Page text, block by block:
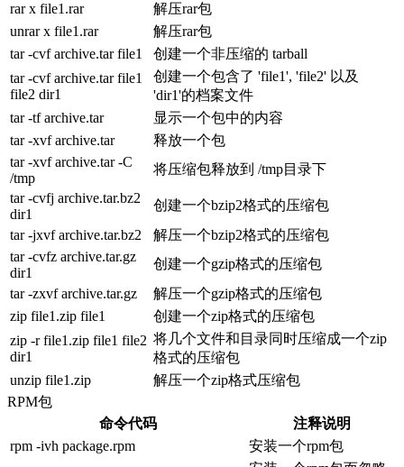
rar x file1.rar
解压rar包
unrar x file1.rar
解压rar包
tar -cvf archive.tar file1
创建一个非压缩的 tarball
tar -cvf archive.tar file1
file2 dir1
创建一个包含了 'file1', 'file2' 以及
'dir1'的档案文件
tar -tf archive.tar
显示一个包中的内容
tar -xvf archive.tar
释放一个包
tar -xvf archive.tar -C
/tmp
将压缩包释放到 /tmp目录下
tar -cvfj archive.tar.bz2
dir1
创建一个bzip2格式的压缩包
tar -jxvf archive.tar.bz2
解压一个bzip2格式的压缩包
tar -cvfz archive.tar.gz
dir1
创建一个gzip格式的压缩包
tar -zxvf archive.tar.gz
解压一个gzip格式的压缩包
zip file1.zip file1
创建一个zip格式的压缩包
zip -r file1.zip file1 file2
dir1
将几个文件和目录同时压缩成一个zip
格式的压缩包
unzip file1.zip
解压一个zip格式压缩包
RPM包
命令代码
注释说明
rpm -ivh package.rpm
安装一个rpm包